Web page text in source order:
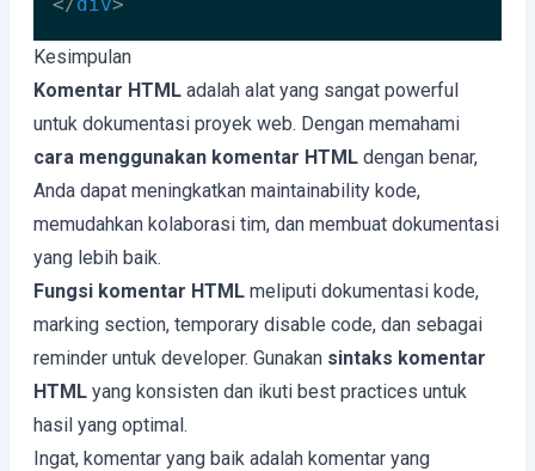
Code language:
Kesimpulan
Komentar HTML adalah alat yang sangat powerful
untuk dokumentasi proyek web. Dengan memahami
cara menggunakan komentar HTML dengan benar,
Anda dapat meningkatkan maintainability kode,
memudahkan kolaborasi tim, dan membuat dokumentasi
yang lebih baik.
Fungsi komentar HTML meliputi dokumentasi kode,
marking section, temporary disable code, dan sebagai
reminder untuk developer. Gunakan sintaks komentar
HTML yang konsisten dan ikuti best practices untuk
hasil yang optimal.
Ingat, komentar yang baik adalah komentar yang